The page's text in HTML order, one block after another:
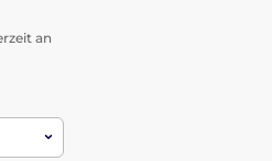
an